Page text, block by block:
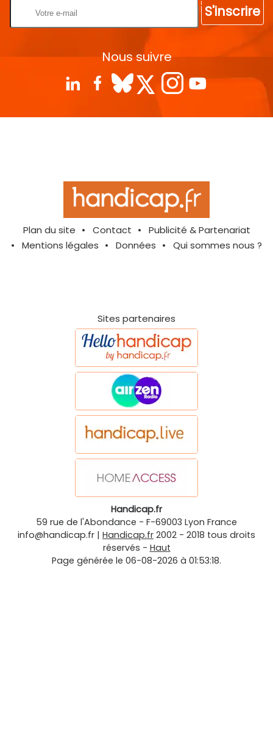
S'inscrire
Nous suivre
Plan du site Contact
Publicité & Partenariat
Mentions légales
Données Qui sommes nous ?
Sites partenaires
Handicap.fr
59 rue de l'Abondance - F-69003 Lyon France
info@handicap.fr | Handicap.fr 2002 - 2018 tous droits
réservés - Haut
Page générée le 06-08-2026 à 01:53:18.